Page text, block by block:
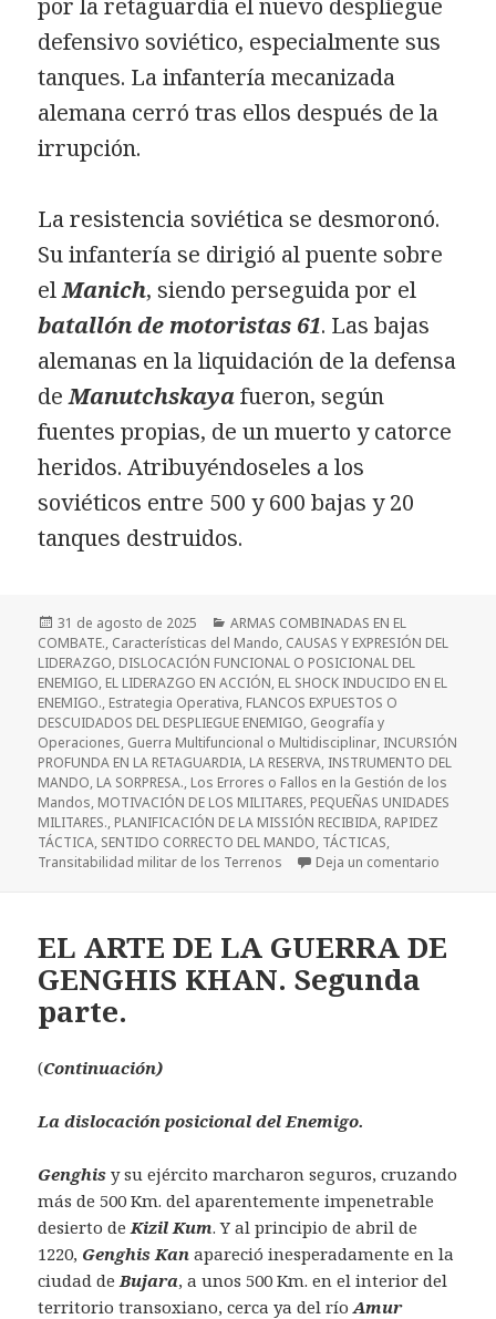
por la retaguardia el nuevo despliegue
defensivo soviético, especialmente sus
tanques. La infantería mecanizada
alemana cerró tras ellos después de la
irrupción.
La resistencia soviética se desmoronó.
Su infantería se dirigió al puente sobre
elManich, siendo perseguida por el
batallón de motoristas 61. Las bajas
alemanas en la liquidación de la defensa
deManutchskayafueron, según
fuentes propias, de un muerto y catorce
heridos. Atribuyéndoseles a los
soviéticos entre 500 y 600 bajas y 20
tanques destruidos.
Publicado
el
31 de agosto de 2025 Categorías
ARMAS COMBINADAS EN EL
COMBATE., Características del Mando, CAUSAS Y EXPRESIÓN DEL
LIDERAZGO, DISLOCACIÓN FUNCIONAL O POSICIONAL DEL
ENEMIGO, EL LIDERAZGO EN ACCIÓN, EL SHOCK INDUCIDO EN EL
ENEMIGO., Estrategia Operativa, FLANCOS EXPUESTOS O
DESCUIDADOS DEL DESPLIEGUE ENEMIGO, Geografía y
Operaciones, Guerra Multifuncional o Multidisciplinar, INCURSIÓN
PROFUNDA EN LA RETAGUARDIA, LA RESERVA, INSTRUMENTO DEL
MANDO, LA SORPRESA., Los Errores o Fallos en la Gestión de los
Mandos, MOTIVACIÓN DE LOS MILITARES, PEQUEÑAS UNIDADES
MILITARES., PLANIFICACIÓN DE LA MISSIÓN RECIBIDA, RAPIDEZ
TÁCTICA, SENTIDO CORRECTO DEL MANDO, TÁCTICAS,
Transitabilidad militar de los Terrenos
Deja un comentario
EL ARTE DE LA GUERRA DE
GENGHIS KHAN. Segunda
parte.
(Continuación)
La dislocación posicional del Enemigo.
Genghis y su ejército marcharon seguros, cruzando
más de 500 Km. del aparentemente impenetrable
desierto de Kizil Kum. Y al principio de abril de
1220, Genghis Kan apareció inesperadamente en la
ciudad de Bujara, a unos 500 Km. en el interior del
territorio transoxiano, cerca ya del río Amur